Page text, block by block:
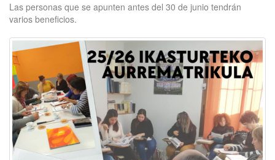
Las personas que se apunten antes del 30 de junio tendrán
varios beneficios.